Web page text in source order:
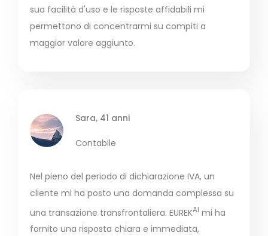
sua facilità d'uso e le risposte affidabili mi
permettono di concentrarmi su compiti a
maggior valore aggiunto.
Sara, 41 anni
Contabile
Nel pieno del periodo di dichiarazione IVA, un
cliente mi ha posto una domanda complessa su
una transazione transfrontaliera. EUREKAI mi ha
fornito una risposta chiara e immediata,